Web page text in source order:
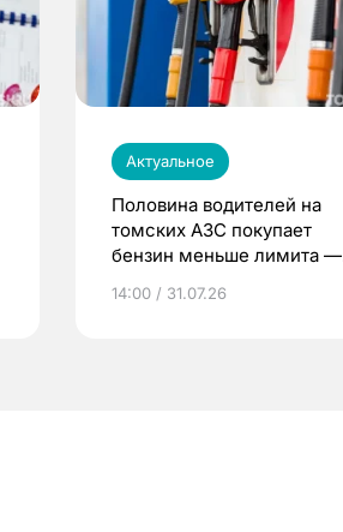
Актуальное
Половина водителей на
томских АЗС покупает
бензин меньше лимита —
14:00 / 31.07.26